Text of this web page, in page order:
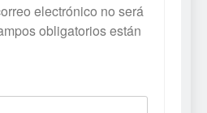
electrónico no será
obligatorios están